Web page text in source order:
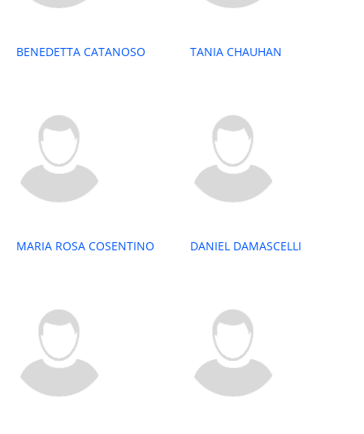
BENEDETTA CATANOSO TANIA CHAUHAN
MARIA ROSA COSENTINO DANIEL DAMASCELLI